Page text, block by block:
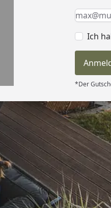
Keine
Eingabe
E-Mail *
Ich
*Der
Versand